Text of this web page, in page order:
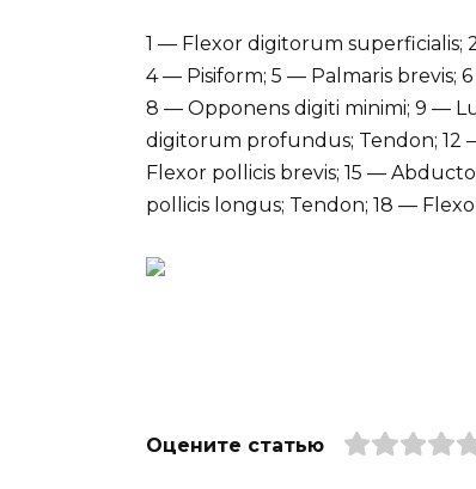
1 — Flexor digitorum superficialis;
4 — Pisiform; 5 — Palmaris brevis;
8 — Opponens digiti minimi; 9 —
digitorum profundus; Tendon; 12
Flexor pollicis brevis; 15 —
pollicis longus; Tendon; 18 —
Оцените статью